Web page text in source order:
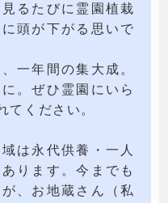
るたびに霊園植栽
頭が下がる思いで
一年間の集大成。
。ぜひ霊園にいら
てください。
は永代供養・一人
ります。今までも
、お地蔵さん（私